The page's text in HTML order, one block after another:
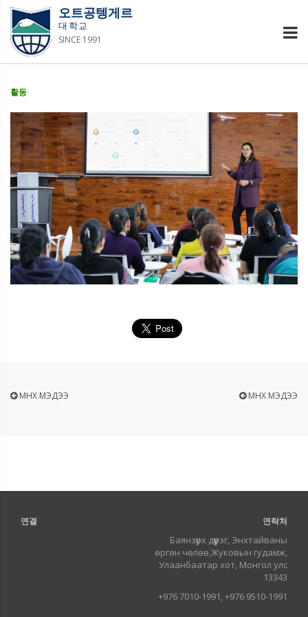
오트공텡게르
대학교
SINCE 1991
활동
ӨМНӨХ МЭДЭЭ ӨМНӨХ МЭДЭЭ
연결 연락처
Баянзүрх дүүрэг, Энхтайваны
өргөн чөлөө,Жуковын гудамж,
Улаанбаатар хот, Монгол улс
13343
+976 7010-1991, +976 9510-1991